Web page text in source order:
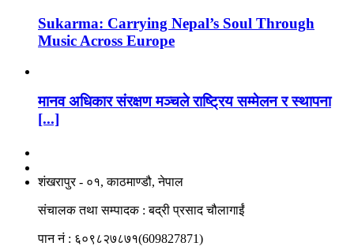
Sukarma: Carrying Nepal’s Soul Through
Music Across Europe
मानव अधिकार संरक्षण मञ्चले राष्ट्रिय सम्मेलन र स्थापना
[...]
शंखरापुर - ०१, काठमाण्डौ, नेपाल
संचालक तथा सम्पादक : बद्री प्रसाद चौलागाईं
पान नं : ६०९८२७८७१(609827871)